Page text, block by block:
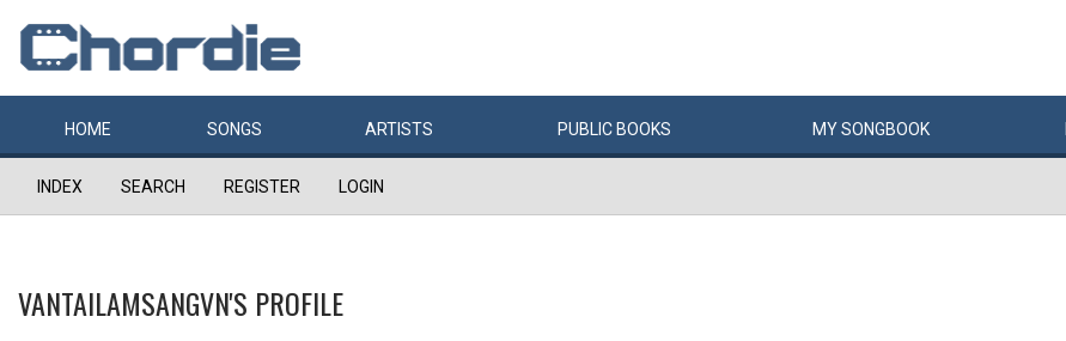
HOME SONGS ARTISTS PUBLIC BOOKS MYSONGBOOK
INDEX SEARCH REGISTER LOGIN
VANTAILAMSANGVN'S PROFILE